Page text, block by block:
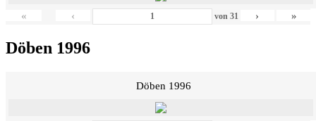
« ‹ von 31 › »
Döben 1996
Döben 1996